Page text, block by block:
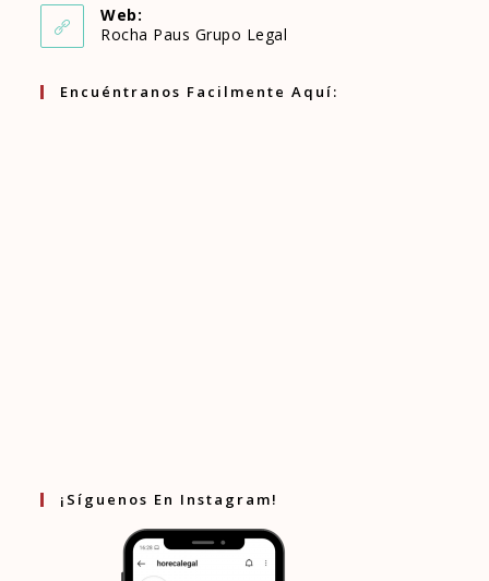
aplicación
tu
tu
aplicación
Web:
Rocha Paus Grupo Legal
Encuéntranos Facilmente Aquí:
¡Síguenos En Instagram!